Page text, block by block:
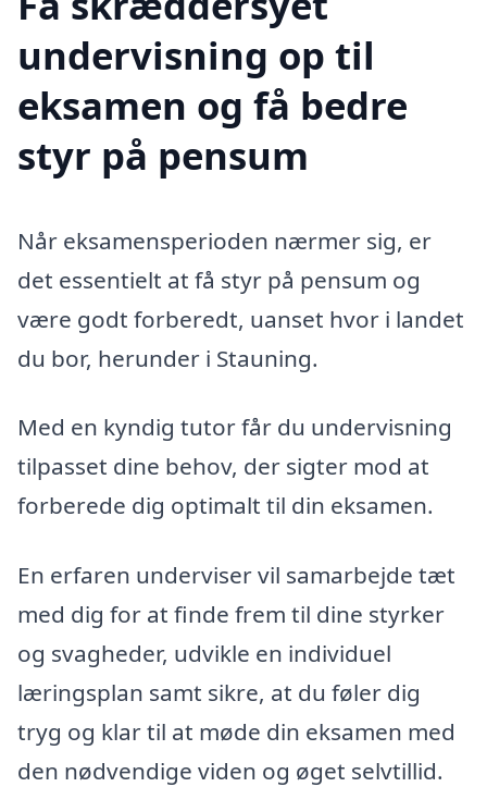
undervisning op til
eksamen og få bedre
styr på pensum
Når eksamensperioden nærmer sig, er
det essentielt at få styr på pensum og
være godt forberedt, uanset hvor i landet
du bor, herunder i Stauning.
Med en kyndig tutor får du undervisning
tilpasset dine behov, der sigter mod at
forberede dig optimalt til din eksamen.
En erfaren underviser vil samarbejde tæt
med dig for at finde frem til dine styrker
og svagheder, udvikle en individuel
læringsplan samt sikre, at du føler dig
tryg og klar til at møde din eksamen med
den nødvendige viden og øget selvtillid.